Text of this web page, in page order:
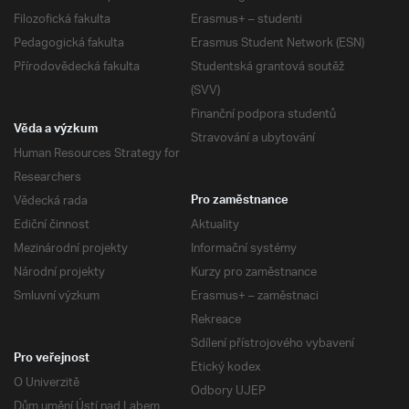
Filozofická fakulta
Pedagogická fakulta
Přírodovědecká fakulta
Erasmus+ – studenti
Erasmus Student Network (ESN)
Studentská grantová soutěž
(SVV)
Finanční podpora studentů
Stravování a ubytování
Věda a výzkum
Human Resources Strategy for
Researchers
Vědecká rada
Ediční činnost
Mezinárodní projekty
Národní projekty
Smluvní výzkum
Pro zaměstnance
Aktuality
Informační systémy
Kurzy pro zaměstnance
Erasmus+ – zaměstnaci
Rekreace
Sdílení přístrojového vybavení
Etický kodex
Odbory UJEP
Pro veřejnost
O Univerzitě